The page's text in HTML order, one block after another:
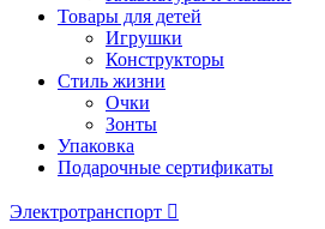
Товары для детей
Игрушки
Конструкторы
Стиль жизни
Очки
Зонты
Упаковка
Подарочные сертификаты
Электротранспорт